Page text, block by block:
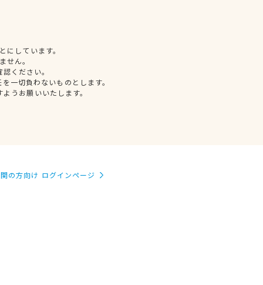
しています。
せん。
ください。
一切負わないものとします。
うお願いいたします。
の方向け ログインページ